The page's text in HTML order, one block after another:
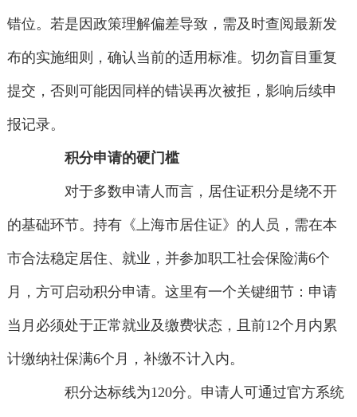
错位。若是因政策理解偏差导致，需及时查阅最新发
布的实施细则，确认当前的适用标准。切勿盲目重复
提交，否则可能因同样的错误再次被拒，影响后续申
报记录。
积分申请的硬门槛
对于多数申请人而言，居住证积分是绕不开
的基础环节。持有《上海市居住证》的人员，需在本
市合法稳定居住、就业，并参加职工社会保险满6个
月，方可启动积分申请。这里有一个关键细节：申请
当月必须处于正常就业及缴费状态，且前12个月内累
计缴纳社保满6个月，补缴不计入内。
积分达标线为120分。申请人可通过官方系统